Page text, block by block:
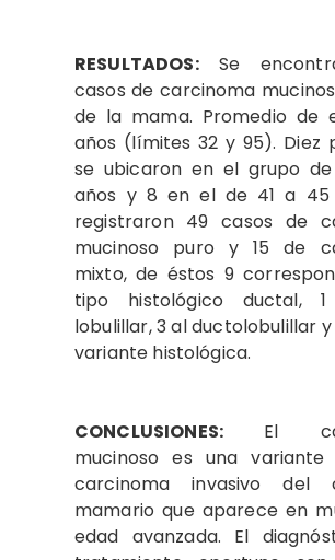
RESULTADOS:Se
casos de carcinoma
de la mama. Promedio de
años (límites 32 y 95). Diez
se ubicaron en el grupo
años y 8 en el de 41 a 45
registraron 49 casos de
mucinoso puro y 15 de
mixto, de éstos 9
tipo histológico ductal,
lobulillar, 3 al ductolobulillar
variante histológica.
CONCLUSIONES: El
mucinoso es una
carcinoma invasivo del
mamario que aparece en
edad avanzada. El